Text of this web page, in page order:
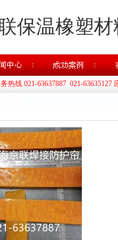
保温橡塑
热线 021-63637887 021-63635127